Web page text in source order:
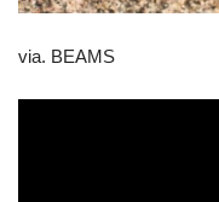
via. BEAMS